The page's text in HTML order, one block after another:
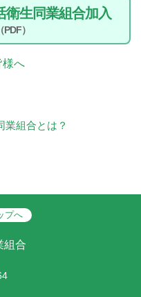
衛生同業組合加入
PDF）
様へ
業組合とは？
プへ
組合